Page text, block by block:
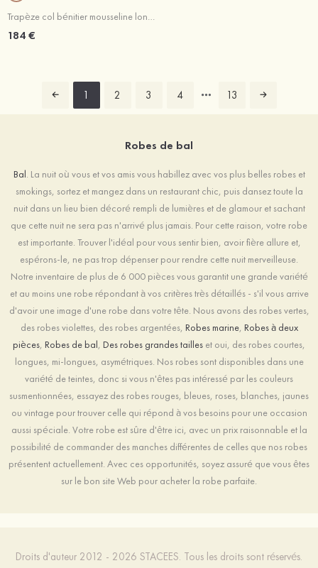
Trapèze col bénitier mousseline longueur ras du sol robe de bal avec volants paillettes
184 €
1 2 3 4 13
Robes de bal
Bal. La nuit où vous et vos amis vous habillez avec vos plus belles robes et
smokings, sortez et mangez dans un restaurant chic, puis dansez toute la
nuit dans un lieu bien décoré rempli de lumières et de glamour et sachant
que cette nuit ne sera pas n'arrivé plus jamais. Pour cette raison, votre robe
est importante. Trouver l'idéal pour vous sentir bien, avoir fière allure et,
espérons-le, ne pas trop dépenser pour rendre cette nuit merveilleuse.
Notre inventaire de plus de 6 000 pièces vous garantit une grande variété
et au moins une robe répondant à vos critères très détaillés - s'il vous arrive
d'avoir une image d'une robe dans votre tête. Nous avons des robes vertes,
des robes violettes, des robes argentées, Robes marine, Robes à deux
pièces, Robes de bal, Des robes grandes tailles et oui, des robes courtes,
longues, mi-longues, asymétriques. Nos robes sont disponibles dans une
variété de teintes, donc si vous n'êtes pas intéressé par les couleurs
susmentionnées, essayez des robes rouges, bleues, roses, blanches, jaunes
ou vintage pour trouver celle qui répond à vos besoins pour une occasion
aussi spéciale. Votre robe est sûre d'être ici, avec un prix raisonnable et la
possibilité de commander des manches différentes de celles que nos robes
présentent actuellement. Avec ces opportunités, soyez assuré que vous êtes
sur le bon site Web pour acheter la robe parfaite.
Droits d'auteur 2012 - 2026 STACEES. Tous les droits sont réservés.